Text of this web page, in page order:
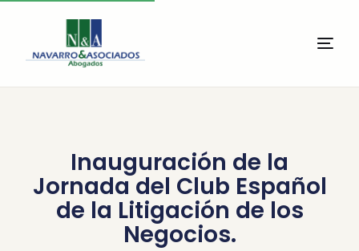
Inauguración de la
Jornada del Club Español
de la Litigación de los
Negocios.